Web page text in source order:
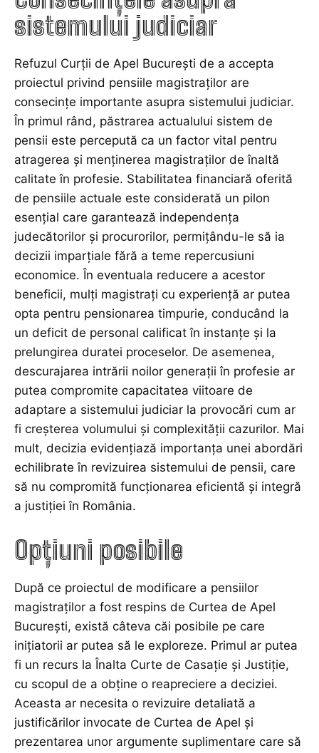
sistemului judiciar
Refuzul Curții de Apel București de a accepta
proiectul privind pensiile magistraților are
consecințe importante asupra sistemului judiciar.
În primul rând, păstrarea actualului sistem de
pensii este percepută ca un factor vital pentru
atragerea și menținerea magistraților de înaltă
calitate în profesie. Stabilitatea financiară oferită
de pensiile actuale este considerată un pilon
esențial care garantează independența
judecătorilor și procurorilor, permițându-le să ia
decizii imparțiale fără a teme repercusiuni
economice. În eventuala reducere a acestor
beneficii, mulți magistrați cu experiență ar putea
opta pentru pensionarea timpurie, conducând la
un deficit de personal calificat în instanțe și la
prelungirea duratei proceselor. De asemenea,
descurajarea intrării noilor generații în profesie ar
putea compromite capacitatea viitoare de
adaptare a sistemului judiciar la provocări cum ar
fi creșterea volumului și complexității cazurilor. Mai
mult, decizia evidențiază importanța unei abordări
echilibrate în revizuirea sistemului de pensii, care
să nu compromită funcționarea eficientă și integră
a justiției în România.
Opțiuni posibile
După ce proiectul de modificare a pensiilor
magistraților a fost respins de Curtea de Apel
București, există câteva căi posibile pe care
inițiatorii ar putea să le exploreze. Primul ar putea
fi un recurs la Înalta Curte de Casație și Justiție,
cu scopul de a obține o reapreciere a deciziei.
Aceasta ar necesita o revizuire detaliată a
justificărilor invocate de Curtea de Apel și
prezentarea unor argumente suplimentare care să